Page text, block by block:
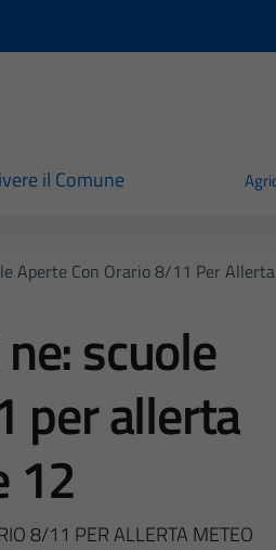
il Comune
Aperte Con Orario 8/11 Per
scuole
per allerta
12
8/11 PER ALLERTA METEO